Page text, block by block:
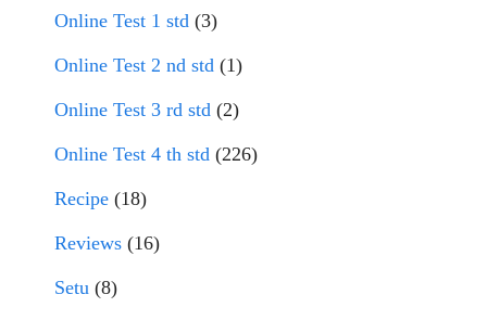
Online Test 1 std (3)
Online Test 2 nd std (1)
Online Test 3 rd std (2)
Online Test 4 th std (226)
Recipe (18)
Reviews (16)
Setu (8)